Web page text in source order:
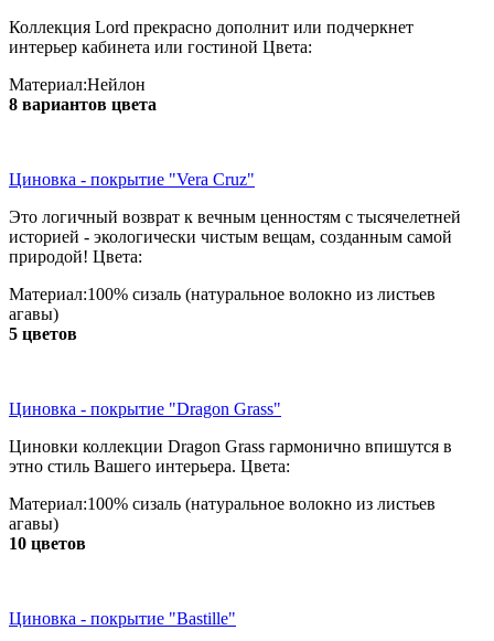
Коллекция Lord прекрасно дополнит или подчеркнет
интерьер кабинета или гостиной Цвета:
Материал:Нейлон
8 вариантов цвета
Циновка - покрытие "Vera Cruz"
Это логичный возврат к вечным ценностям с тысячелетней
историей - экологически чистым вещам, созданным самой
природой! Цвета:
Материал:100% сизаль (натуральное волокно из листьев
агавы)
5 цветов
Циновка - покрытие "Dragon Grass"
Циновки коллекции Dragon Grass гармонично впишутся в
этно стиль Вашего интерьера. Цвета:
Материал:100% сизаль (натуральное волокно из листьев
агавы)
10 цветов
Циновка - покрытие "Bastille"